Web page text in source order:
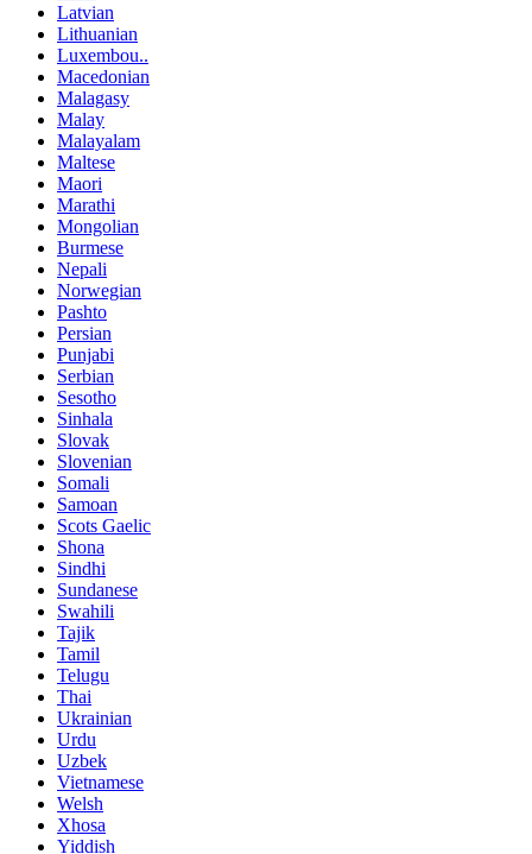
Latvian
Lithuanian
Luxembou..
Macedonian
Malagasy
Malay
Malayalam
Maltese
Maori
Marathi
Mongolian
Burmese
Nepali
Norwegian
Pashto
Persian
Punjabi
Serbian
Sesotho
Sinhala
Slovak
Slovenian
Somali
Samoan
Scots Gaelic
Shona
Sindhi
Sundanese
Swahili
Tajik
Tamil
Telugu
Thai
Ukrainian
Urdu
Uzbek
Vietnamese
Welsh
Xhosa
Yiddish